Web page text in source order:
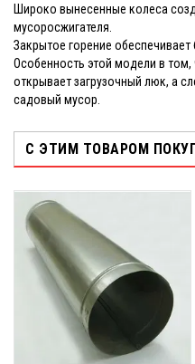
Широко вынесенные колеса
мусоросжигателя.
Закрытое горение
Особенность этой модели в
открывает загрузочный люк, а
садовый мусор.
С ЭТИМ ТОВАРОМ